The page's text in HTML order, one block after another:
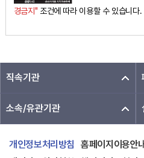
경금지" 조건에 따라 이용할 수 있습니다.
직속기관
소속/유관기관
개인정보처리방침 홈페이지이용안내